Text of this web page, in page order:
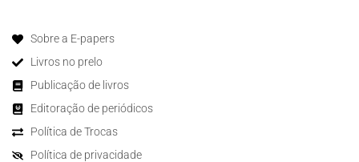
Sobre a E-papers
Livros no prelo
Publicação de livros
Editoração de periódicos
Política de Trocas
Política de privacidade